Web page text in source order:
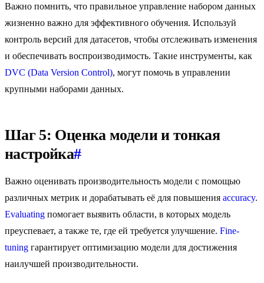
Важно помнить, что правильное управление набором данных
жизненно важно для эффективного обучения. Используй
контроль версий для датасетов, чтобы отслеживать изменения
и обеспечивать воспроизводимость. Такие инструменты, как
DVC (Data Version Control), могут помочь в управлении
крупными наборами данных.
Шаг 5: Оценка модели и тонкая
настройка#
Важно оценивать производительность модели с помощью
различных метрик и дорабатывать её для повышения accuracy.
Evaluating помогает выявить области, в которых модель
преуспевает, а также те, где ей требуется улучшение. Fine-
tuning гарантирует оптимизацию модели для достижения
наилучшей производительности.